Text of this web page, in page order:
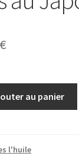
€
actuel
est :
au panier
l'huile